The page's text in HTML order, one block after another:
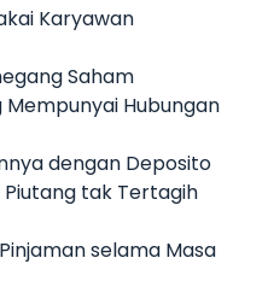
Karyawan
Saham
Hubungan
dengan Deposito
tak Tertagih
selama Masa